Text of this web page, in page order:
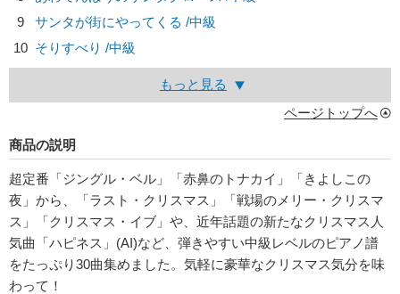
9
サンタが街にやってくる /中級
10 そりすべり /中級
もっと見る
ページトップへ
商品の説明
超定番「ジングル・ベル」「赤鼻のトナカイ」「きよしこの
夜」から、「ラスト・クリスマス」「戦場のメリー・クリスマ
ス」「クリスマス・イブ」や、近年話題の新たなクリスマス人
気曲「ハピネス」(AI)など、弾きやすい中級レベルのピアノ譜
をたっぷり30曲集めました。気軽に豪華なクリスマス気分を味
わって！